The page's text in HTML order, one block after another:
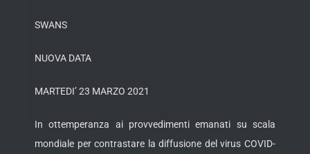
SWANS
NUOVA DATA
MARTEDI’ 23 MARZO 2021
In ottemperanza ai provvedimenti emanati su scala
mondiale per contrastare la diffusione del virus COVID-